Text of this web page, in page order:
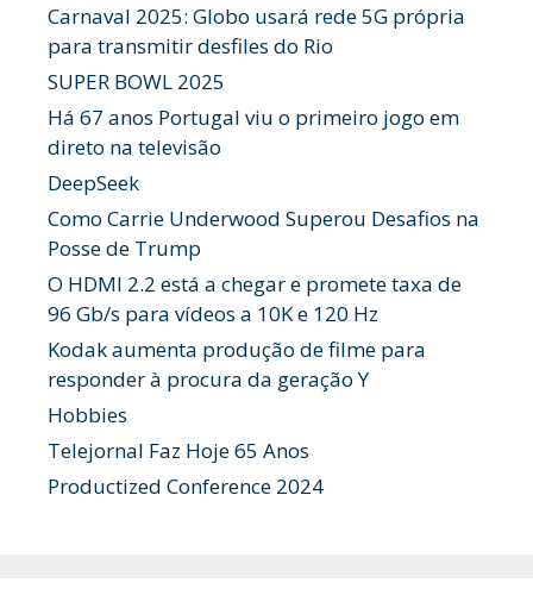
Carnaval 2025: Globo usará rede 5G própria
para transmitir desfiles do Rio
SUPER BOWL 2025
Há 67 anos Portugal viu o primeiro jogo em
direto na televisão
DeepSeek
Como Carrie Underwood Superou Desafios na
Posse de Trump
O HDMI 2.2 está a chegar e promete taxa de
96 Gb/s para vídeos a 10K e 120 Hz
Kodak aumenta produção de filme para
responder à procura da geração Y
Hobbies
Telejornal Faz Hoje 65 Anos
Productized Conference 2024